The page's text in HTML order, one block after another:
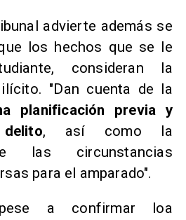
advierte además se
los hechos que se le
consideran la
"Dan cuenta de la
planificación previa y
, así como la
las circunstancias
para el amparado".
a confirmar loa